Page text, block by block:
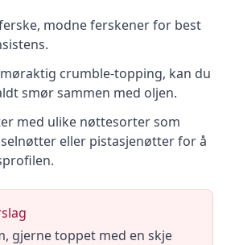
modne ferskener for best
crumble-topping, kan du
smør sammen med oljen.
med ulike nøttesorter som
eller pistasjenøtter for å
gjerne toppet med en skje